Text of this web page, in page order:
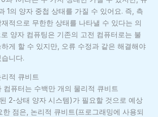
1의 양자 중첩 상태를 가질 수 있어요. 즉, 측
적으로 무한한 상태를 나타낼 수 있다는 의
양자 컴퓨팅은 기존의 고전 컴퓨터로는 불
게 할 수 있지만, 오류 수정과 같은 해결해야
니다.
적 큐비트
컴퓨터는 수백만 개의 물리적 큐비트
2-상태 양자 시스템)가 필요할 것으로 예상
한 점은, 논리적 큐비트(프로그래밍에 사용되